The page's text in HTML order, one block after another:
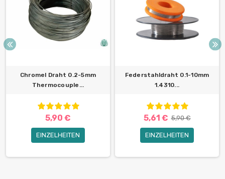
Chromel Draht 0.2-5mm
Thermocouple...
5,90 €
EINZELHEITEN
Federstahldraht 0.1-10mm
1.4310...
5,61 € 5,90 €
EINZELHEITEN